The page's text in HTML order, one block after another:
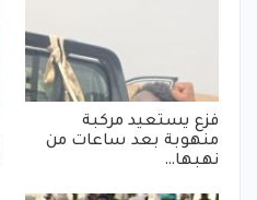
فزع يستعيد مركبة
منهوبة بعد ساعات من
نهبها…